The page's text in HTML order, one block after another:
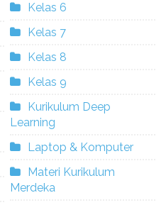
Kelas 6
Kelas 7
Kelas 8
Kelas 9
Kurikulum Deep
Learning
Laptop & Komputer
Materi Kurikulum
Merdeka